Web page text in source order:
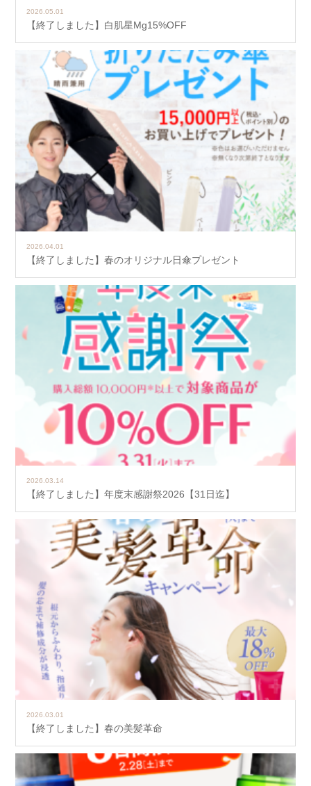
2026.05.01
【終了しました】白肌星Mg15%OFF
2026.04.01
【終了しました】春のオリジナル日傘プレゼント
2026.03.14
【終了しました】年度末感謝祭2026【31日迄】
2026.03.01
【終了しました】春の美髪革命